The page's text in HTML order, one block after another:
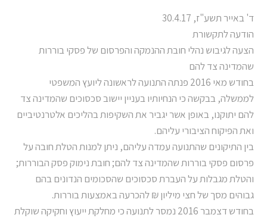
ד' באייר תשע"ז, 30.4.17
הודעה לתקשורת
הצעה לגיבוש נהלי חובת ההנמקה והפרסום של פסקי בוררות
שהמדינה צד להם
בחודש מאי 2016 פנתה התנועה לראשונה ליועץ המשפטי
לממשלה, בבקשה כי הנחיותיו בעניין יישוב סכסוכים שהמדינה צד
להם יתוקנו, באופן אשר יגביר את השקיפות בהליכים אלטרנטיביים
ואת הפיקוח הציבורי עליהם.
בין התיקונים שהתנועה עמדה עליהם, ניתן למנות הטלת חובה על
פרסום פסקי בוררות שהמדינה צד להם; חובת נימוק פסק הבוררות;
והטלת מגבלות על העברת סכסוכים שהסכומים הנדונים בהם
גבוהים מסך של חצי מיליון ₪ להכרעה באמצעות בוררות.
בחודש דצמבר 2016 נמסר לתנועה כי מחלקת ייעוץ וחקיקה שוקלת